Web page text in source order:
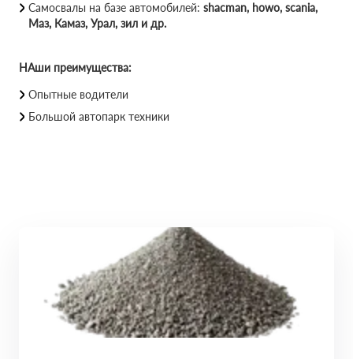
Самосвалы на базе автомобилей: shacman, howo, scania,
Маз, Камаз, Урал, зил и др.
НАши преимущества:
Опытные водители
Большой автопарк техники